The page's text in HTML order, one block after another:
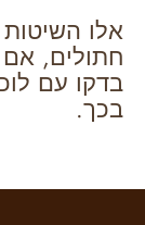
אלו
חתולים,
בדקו עם
בכך.